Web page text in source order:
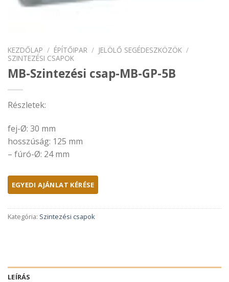
KEZDŐLAP / ÉPÍTŐIPAR / JELÖLŐ SEGÉDESZKÖZÖK /
SZINTEZÉSI CSAPOK
MB-Szintezési csap-MB-GP-5B
Részletek:
fej-Ø: 30 mm
hosszúság: 125 mm
– fúró-Ø: 24 mm
Kategória: Szintezési csapok
LEÍRÁS